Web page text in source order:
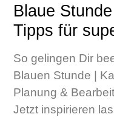
Blaue
Tipps für
So gelingen Dir
Blauen Stunde |
Planung &
Jetzt inspirieren